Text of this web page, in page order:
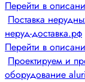
Перейти в
Поставка
неруд-доставка.рф
Перейти в
Проектируем и
оборудование